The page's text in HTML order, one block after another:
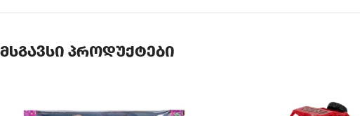
მსგავსი პროდუქტები